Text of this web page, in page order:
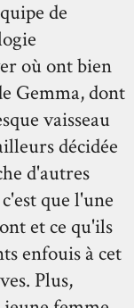
de
où ont bien
Gemma, dont
vaisseau
décidée
d'autres
que l'une
et ce qu'ils
enfouis à cet
Plus,